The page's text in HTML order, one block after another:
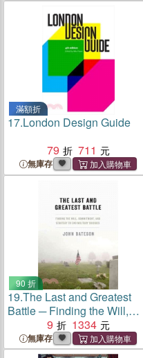
滿額折
17.London Design Guide
79
711
無庫存
90 折
19.The Last and Greatest
Battle ─ Finding the Will,
Commitment, and Strategy
to End Military Suicides
9 1334
無庫存